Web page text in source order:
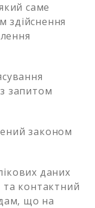
саме
здійснення
запитом
законом
даних
та контактний
що на